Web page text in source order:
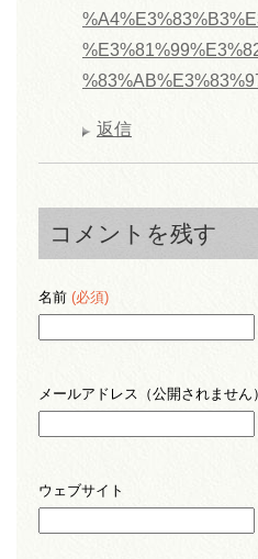
返信
コメントを残す
名前 (必須)
メールアドレス（公開されません
ウェブサイト